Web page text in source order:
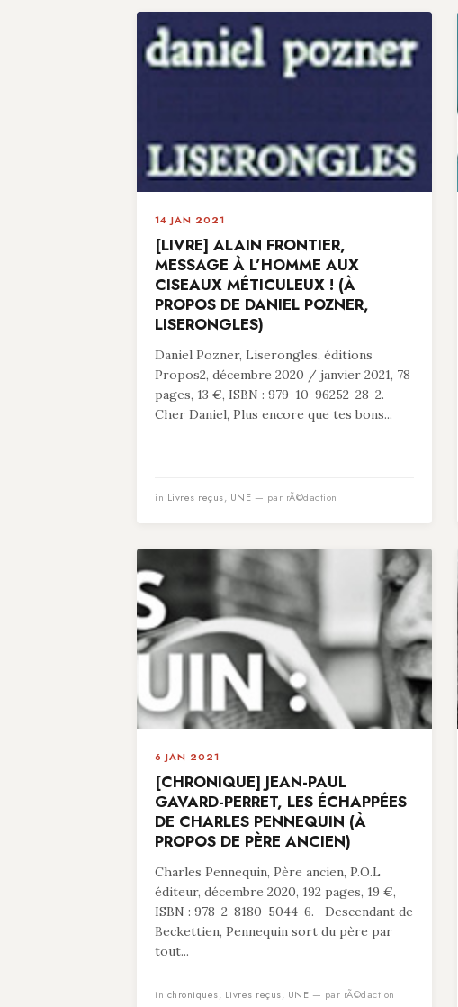
14 JAN 2021
[LIVRE] ALAIN FRONTIER,
MESSAGE À L’HOMME AUX
CISEAUX MÉTICULEUX ! (À
PROPOS DE DANIEL POZNER,
LISERONGLES)
Daniel Pozner, Liserongles, éditions
Propos2, décembre 2020 / janvier 2021, 78
pages, 13 €, ISBN : 979-10-96252-28-2.
Cher Daniel, Plus encore que tes bons...
in Livres reçus, UNE — par rÃ©daction
6 JAN 2021
[CHRONIQUE] JEAN-PAUL
GAVARD-PERRET, LES ÉCHAPPÉES
DE CHARLES PENNEQUIN (À
PROPOS DE PÈRE ANCIEN)
Charles Pennequin, Père ancien, P.O.L
éditeur, décembre 2020, 192 pages, 19 €,
ISBN : 978-2-8180-5044-6. Descendant de
Beckettien, Pennequin sort du père par
tout...
in chroniques, Livres reçus, UNE — par rÃ©daction